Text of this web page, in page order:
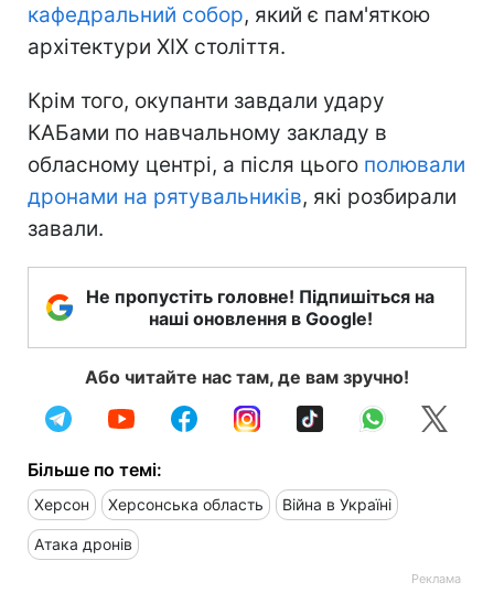
кафедральний собор, який є пам'яткою
архітектури XIX століття.
Крім того, окупанти завдали удару
КАБами по навчальному закладу в
обласному центрі, а після цього полювали
дронами на рятувальників, які розбирали
завали.
Не пропустіть головне! Підпишіться на
наші оновлення в Google!
Або читайте нас там, де вам зручно!
Більше по темі:
Херсон Херсонська область Війна в Україні
Атака дронів